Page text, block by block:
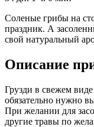
Соленые грибы на
праздник. А
свой натуральный
Описание
Грузди в свежем
обязательно нужно
При желании для
другие травы по